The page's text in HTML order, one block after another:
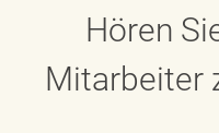
Hören
Mitarbeiter